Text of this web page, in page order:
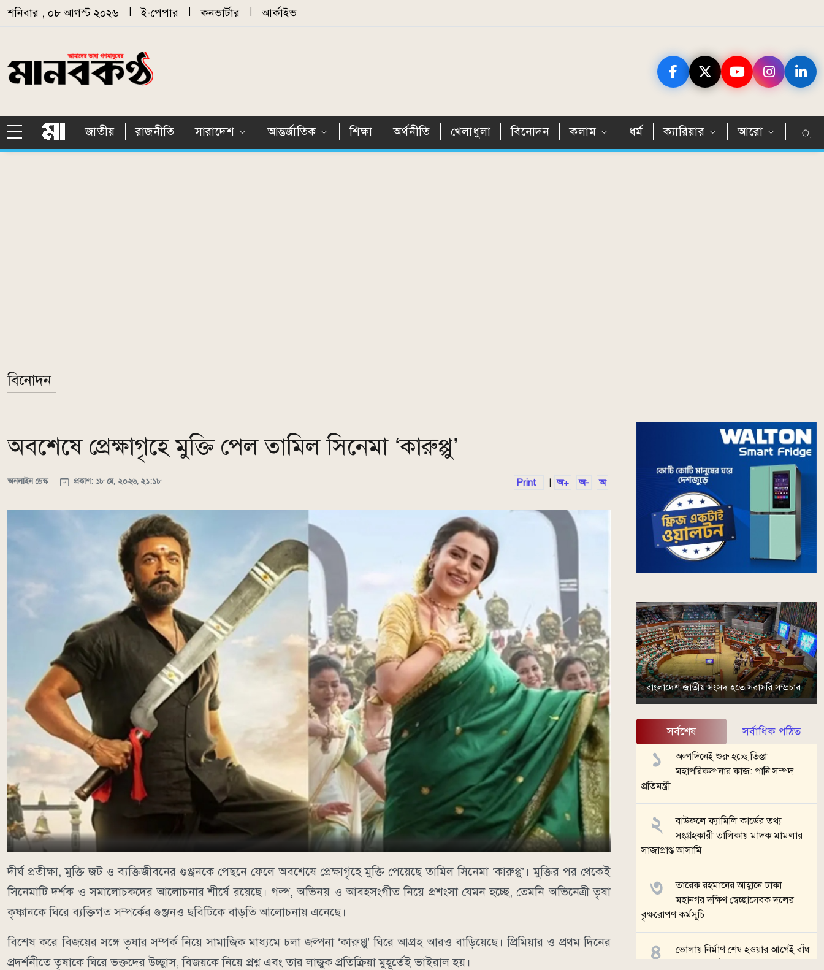
Skip to main content
শনিবার , ০৮ আগস্ট ২০২৬ ই-পেপার কনভার্টার আর্কাইভ
জাতীয় রাজনীতি সারাদেশ আন্তর্জাতিক শিক্ষা অর্থনীতি খেলাধুলা বিনোদন কলাম ধর্ম ক্যারিয়ার আরো
বিনোদন
অবশেষে প্রেক্ষাগৃহে মুক্তি পেল তামিল সিনেমা ‘কারুপ্পু’
অনলাইন ডেস্ক প্রকাশ: ১৮ মে, ২০২৬, ২১:১৮ Print অ+ অ- অ
দীর্ঘ প্রতীক্ষা, মুক্তি জট ও ব্যক্তিজীবনের গুঞ্জনকে পেছনে ফেলে অবশেষে প্রেক্ষাগৃহে মুক্তি পেয়েছে তামিল সিনেমা ‘কারুপ্পু’। মুক্তির পর থেকেই
সিনেমাটি দর্শক ও সমালোচকদের আলোচনার শীর্ষে রয়েছে। গল্প, অভিনয় ও আবহসংগীত নিয়ে প্রশংসা যেমন হচ্ছে, তেমনি অভিনেত্রী তৃষা
কৃষ্ণানকে ঘিরে ব্যক্তিগত সম্পর্কের গুঞ্জনও ছবিটিকে বাড়তি আলোচনায় এনেছে।
বিশেষ করে বিজয়ের সঙ্গে তৃষার সম্পর্ক নিয়ে সামাজিক মাধ্যমে চলা জল্পনা ‘কারুপ্পু’ ঘিরে আগ্রহ আরও বাড়িয়েছে। প্রিমিয়ার ও প্রথম দিনের
প্রদর্শনীতে তৃষাকে ঘিরে ভক্তদের উচ্ছ্বাস, বিজয়কে নিয়ে প্রশ্ন এবং তার লাজুক প্রতিক্রিয়া মুহূর্তেই ভাইরাল হয়।
বাংলাদেশ জাতীয় সংসদ হতে সরাসরি সম্প্রচার
সর্বশেষ সর্বাধিক পঠিত
অল্পদিনেই শুরু হচ্ছে তিস্তা
মহাপরিকল্পনার কাজ: পানি সম্পদ
প্রতিমন্ত্রী
বাউফলে ফ্যামিলি কার্ডের তথ্য
সংগ্রহকারী তালিকায় মাদক মামলার
সাজাপ্রাপ্ত আসামি
তারেক রহমানের আহ্বানে ঢাকা
মহানগর দক্ষিণ স্বেচ্ছাসেবক দলের
বৃক্ষরোপণ কর্মসূচি
ভোলায় নির্মাণ শেষ হওয়ার আগেই বাঁধ